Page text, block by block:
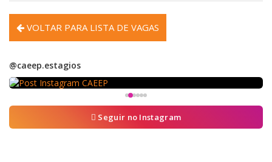
VOLTAR PARA LISTA DE VAGAS
@caeep.estagios
Seguir no Instagram